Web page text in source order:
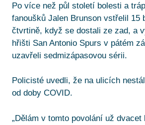
Po více než půl století bolesti a
fanoušků Jalen Brunson vstřelil 15
čtvrtině, když se dostali ze zad, a
hřišti San Antonio Spurs v pátém
uzavřeli sedmizápasovou sérii.
Policisté uvedli, že na ulicích
od doby COVID.
„Dělám v tomto povolání už